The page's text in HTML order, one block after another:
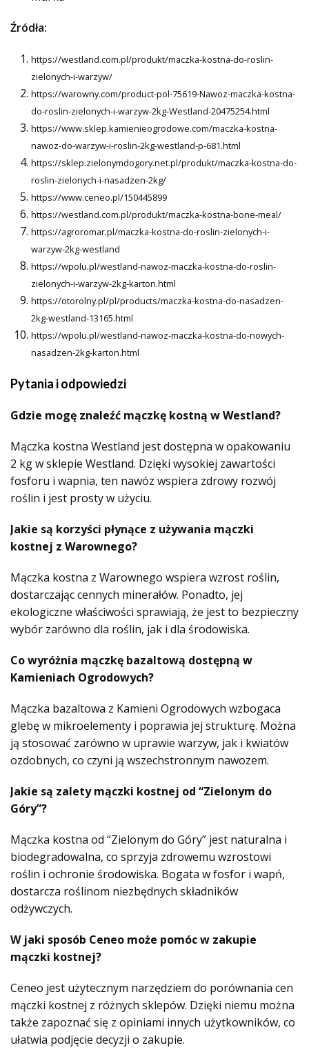
Źródła:
https://westland.com.pl/produkt/maczka-kostna-do-roslin-
zielonych-i-warzyw/
https://warowny.com/product-pol-75619-Nawoz-maczka-kostna-
do-roslin-zielonych-i-warzyw-2kg-Westland-20475254.html
https://www.sklep.kamienieogrodowe.com/maczka-kostna-
nawoz-do-warzyw-i-roslin-2kg-westland-p-681.html
https://sklep.zielonymdogory.net.pl/produkt/maczka-kostna-do-
roslin-zielonych-i-nasadzen-2kg/
https://www.ceneo.pl/150445899
https://westland.com.pl/produkt/maczka-kostna-bone-meal/
https://agroromar.pl/maczka-kostna-do-roslin-zielonych-i-
warzyw-2kg-westland
https://wpolu.pl/westland-nawoz-maczka-kostna-do-roslin-
zielonych-i-warzyw-2kg-karton.html
https://otorolny.pl/pl/products/maczka-kostna-do-nasadzen-
2kg-westland-13165.html
https://wpolu.pl/westland-nawoz-maczka-kostna-do-nowych-
nasadzen-2kg-karton.html
Pytania i odpowiedzi
Gdzie mogę znaleźć mączkę kostną w Westland?
Mączka kostna Westland jest dostępna w opakowaniu
2 kg w sklepie Westland. Dzięki wysokiej zawartości
fosforu i wapnia, ten nawóz wspiera zdrowy rozwój
roślin i jest prosty w użyciu.
Jakie są korzyści płynące z używania mączki
kostnej z Warownego?
Mączka kostna z Warownego wspiera wzrost roślin,
dostarczając cennych minerałów. Ponadto, jej
ekologiczne właściwości sprawiają, że jest to bezpieczny
wybór zarówno dla roślin, jak i dla środowiska.
Co wyróżnia mączkę bazaltową dostępną w
Kamieniach Ogrodowych?
Mączka bazaltowa z Kamieni Ogrodowych wzbogaca
glebę w mikroelementy i poprawia jej strukturę. Można
ją stosować zarówno w uprawie warzyw, jak i kwiatów
ozdobnych, co czyni ją wszechstronnym nawozem.
Jakie są zalety mączki kostnej od “Zielonym do
Góry”?
Mączka kostna od “Zielonym do Góry” jest naturalna i
biodegradowalna, co sprzyja zdrowemu wzrostowi
roślin i ochronie środowiska. Bogata w fosfor i wapń,
dostarcza roślinom niezbędnych składników
odżywczych.
W jaki sposób Ceneo może pomóc w zakupie
mączki kostnej?
Ceneo jest użytecznym narzędziem do porównania cen
mączki kostnej z różnych sklepów. Dzięki niemu można
także zapoznać się z opiniami innych użytkowników, co
ułatwia podjęcie decyzji o zakupie.